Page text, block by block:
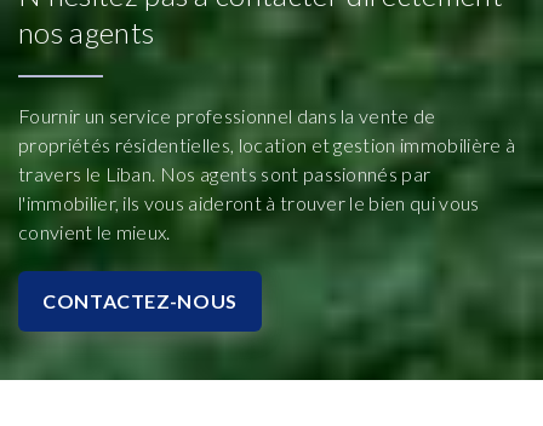
nos agents
Fournir un service professionnel dans la vente de
propriétés résidentielles, location et gestion immobilière à
travers le Liban. Nos agents sont passionnés par
l'immobilier, ils vous aideront à trouver le bien qui vous
convient le mieux.
CONTACTEZ-NOUS